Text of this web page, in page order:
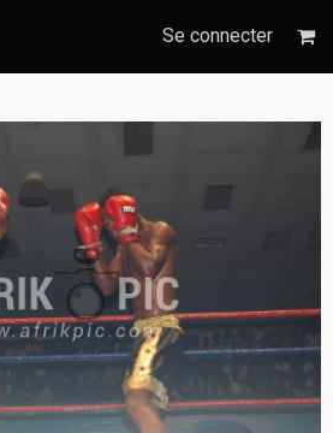
Se connecter